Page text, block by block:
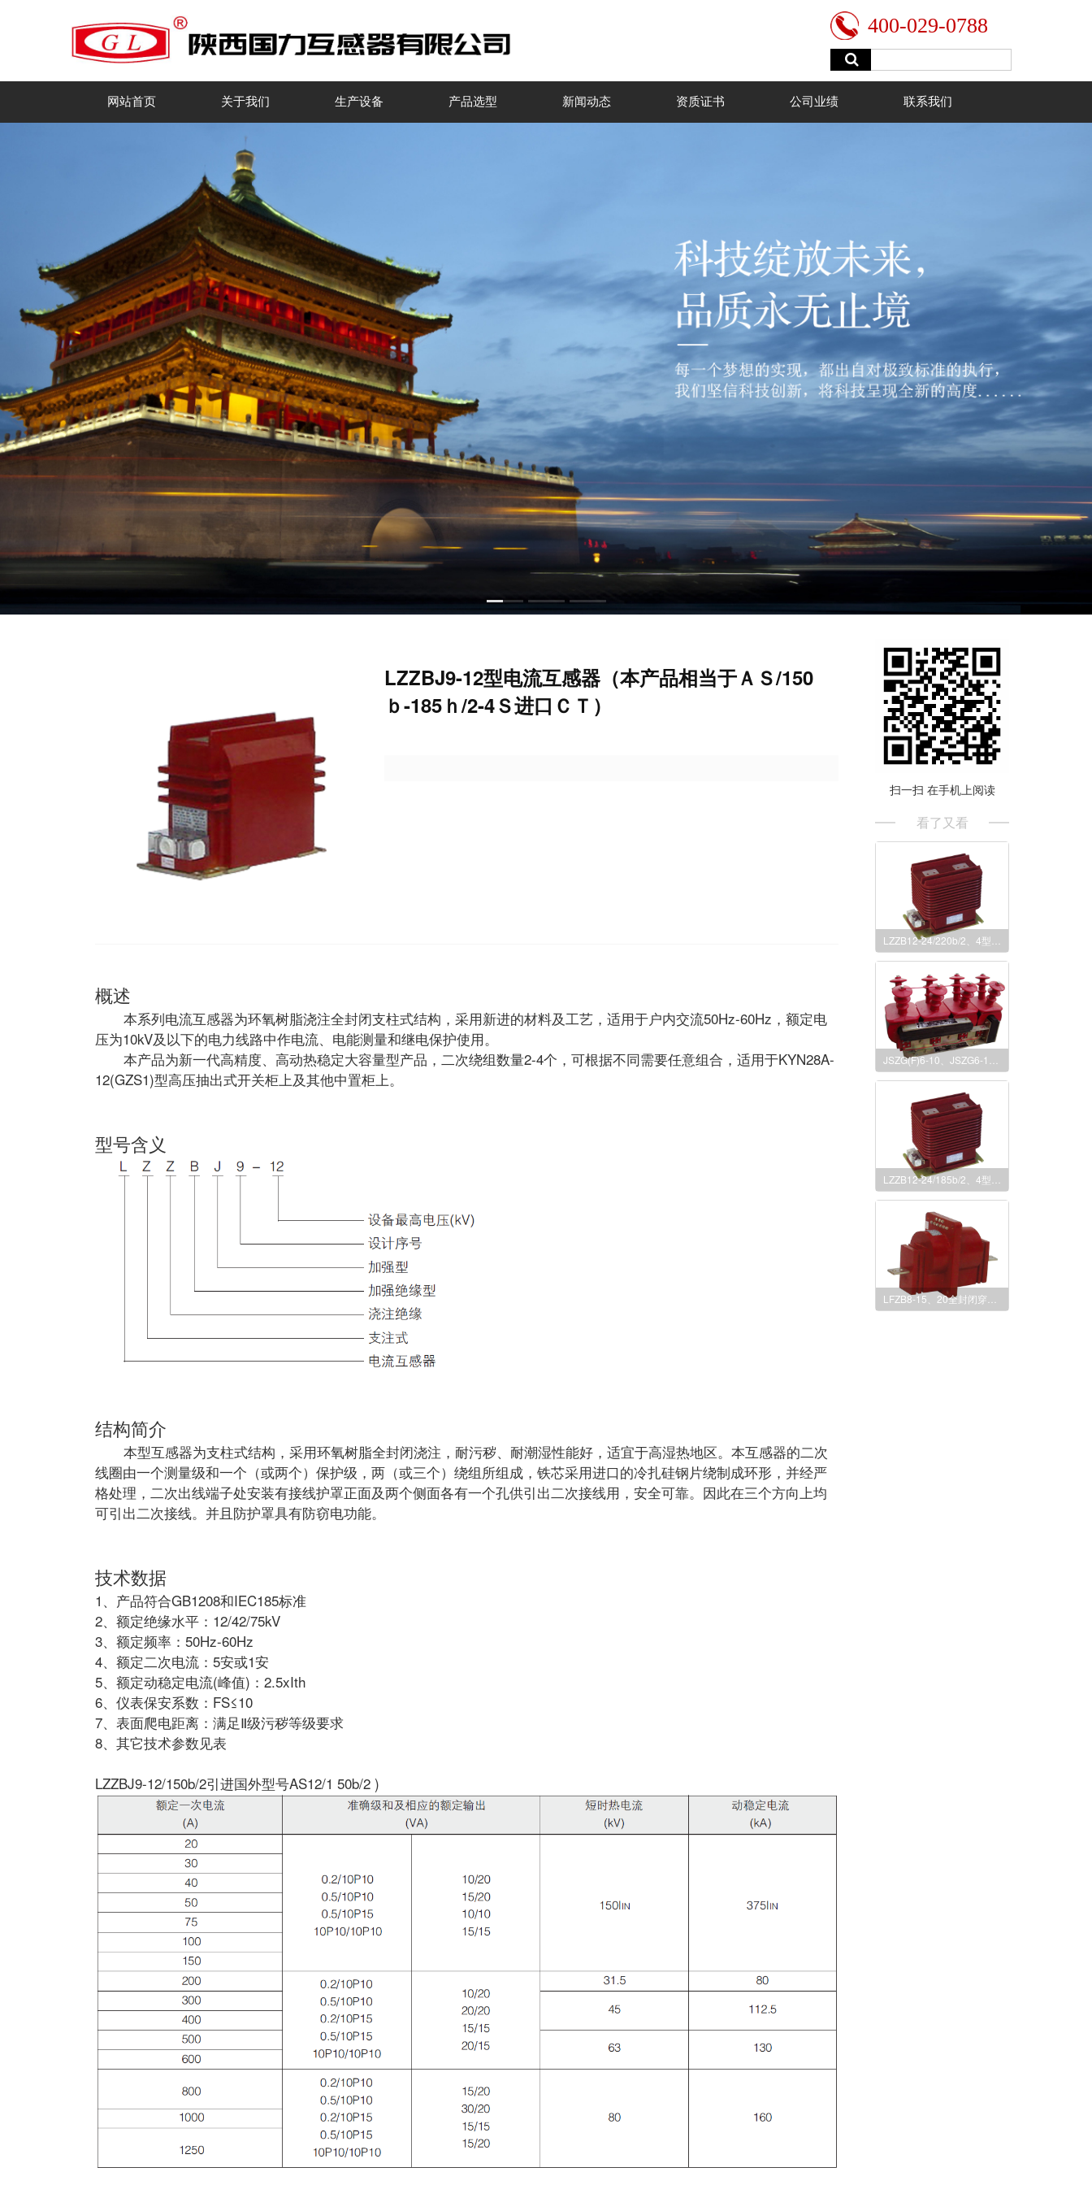
400-029-0788
网站首页 关于我们 生产设备 产品选型 新闻动态 资质证书 公司业绩 联系我们
LZZBJ9-12型电流互感器（本产品相当于ＡＳ/150
ｂ-185ｈ/2-4Ｓ进口ＣＴ）
概述
本系列电流互感器为环氧树脂浇注全封闭支柱式结构，采用新进的材料及工艺，适用于户内交流50Hz-60Hz，额定电
压为10kV及以下的电力线路中作电流、电能测量和继电保护使用。
本产品为新一代高精度、高动热稳定大容量型产品，二次绕组数量2-4个，可根据不同需要任意组合，适用于KYN28A-
12(GZS1)型高压抽出式开关柜上及其他中置柜上。
型号含义
结构简介
本型互感器为支柱式结构，采用环氧树脂全封闭浇注，耐污秽、耐潮湿性能好，适宜于高湿热地区。本互感器的二次
线圈由一个测量级和一个（或两个）保护级，两（或三个）绕组所组成，铁芯采用进口的冷扎硅钢片绕制成环形，并经严
格处理，二次出线端子处安装有接线护罩正面及两个侧面各有一个孔供引出二次接线用，安全可靠。因此在三个方向上均
可引出二次接线。并且防护罩具有防窃电功能。
技术数据
1、产品符合GB1208和IEC185标准
2、额定绝缘水平：12/42/75kV
3、额定频率：50Hz-60Hz
4、额定二次电流：5安或1安
5、额定动稳定电流(峰值)：2.5xIth
6、仪表保安系数：FS≤10
7、表面爬电距离：满足Ⅱ级污秽等级要求
8、其它技术参数见表
LZZBJ9-12/150b/2引进国外型号AS12/1 50b/2 )
扫一扫 在手机上阅读
看了又看